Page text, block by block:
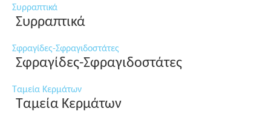
Συρραπτικά
Συρραπτικά
Σφραγίδες-Σφραγιδοστάτες
Σφραγίδες-Σφραγιδοστάτες
Ταμεία Κερμάτων
Ταμεία Κερμάτων